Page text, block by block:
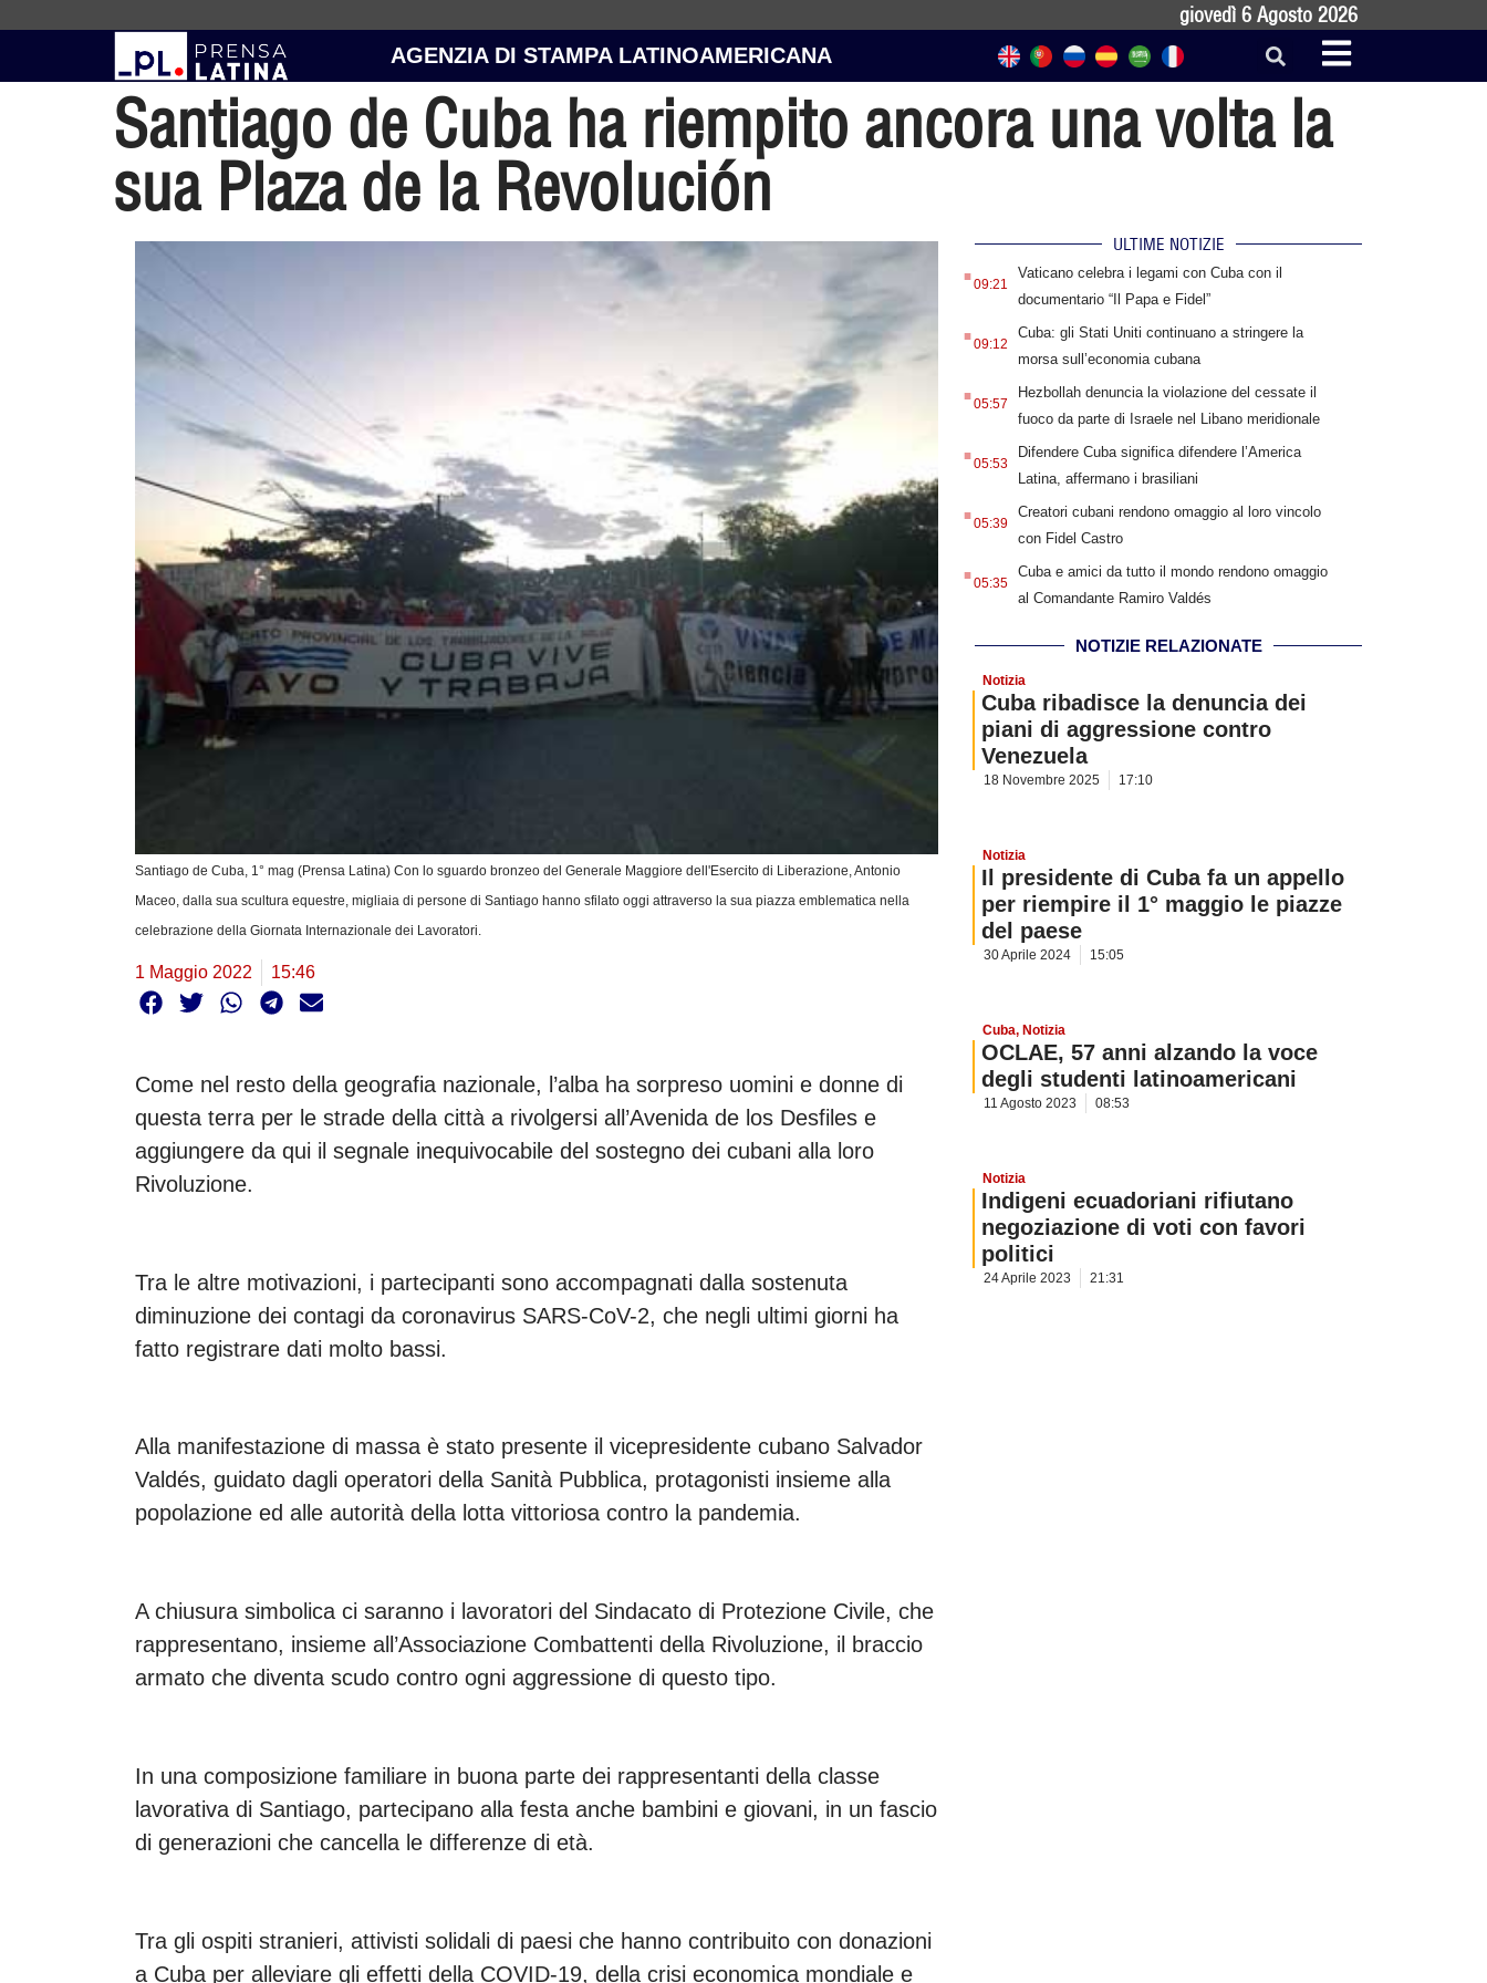
giovedì 6 Agosto 2026
AGENZIA DI STAMPA LATINOAMERICANA
Santiago de Cuba ha riempito ancora una volta la
sua Plaza de la Revolución
Santiago de Cuba, 1° mag (Prensa Latina) Con lo sguardo bronzeo del Generale Maggiore dell'Esercito di Liberazione, Antonio
Maceo, dalla sua scultura equestre, migliaia di persone di Santiago hanno sfilato oggi attraverso la sua piazza emblematica nella
celebrazione della Giornata Internazionale dei Lavoratori.
1 Maggio 2022 15:46
Come nel resto della geografia nazionale, l’alba ha sorpreso uomini e donne di
questa terra per le strade della città a rivolgersi all’Avenida de los Desfiles e
aggiungere da qui il segnale inequivocabile del sostegno dei cubani alla loro
Rivoluzione.
Tra le altre motivazioni, i partecipanti sono accompagnati dalla sostenuta
diminuzione dei contagi da coronavirus SARS-CoV-2, che negli ultimi giorni ha
fatto registrare dati molto bassi.
Alla manifestazione di massa è stato presente il vicepresidente cubano Salvador
Valdés, guidato dagli operatori della Sanità Pubblica, protagonisti insieme alla
popolazione ed alle autorità della lotta vittoriosa contro la pandemia.
A chiusura simbolica ci saranno i lavoratori del Sindacato di Protezione Civile, che
rappresentano, insieme all’Associazione Combattenti della Rivoluzione, il braccio
armato che diventa scudo contro ogni aggressione di questo tipo.
In una composizione familiare in buona parte dei rappresentanti della classe
lavorativa di Santiago, partecipano alla festa anche bambini e giovani, in un fascio
di generazioni che cancella le differenze di età.
Tra gli ospiti stranieri, attivisti solidali di paesi che hanno contribuito con donazioni
a Cuba per alleviare gli effetti della COVID-19, della crisi economica mondiale e
ULTIME NOTIZIE
.09:21
Vaticano celebra i legami con Cuba con il
documentario “Il Papa e Fidel”
.09:12
Cuba: gli Stati Uniti continuano a stringere la
morsa sull’economia cubana
.05:57
Hezbollah denuncia la violazione del cessate il
fuoco da parte di Israele nel Libano meridionale
.05:53
Difendere Cuba significa difendere l’America
Latina, affermano i brasiliani
.05:39
Creatori cubani rendono omaggio al loro vincolo
con Fidel Castro
.05:35
Cuba e amici da tutto il mondo rendono omaggio
al Comandante Ramiro Valdés
NOTIZIE RELAZIONATE
Notizia
Cuba ribadisce la denuncia dei
piani di aggressione contro
Venezuela
18 Novembre 2025 17:10
Notizia
Il presidente di Cuba fa un appello
per riempire il 1° maggio le piazze
del paese
30 Aprile 2024 15:05
Cuba, Notizia
OCLAE, 57 anni alzando la voce
degli studenti latinoamericani
11 Agosto 2023 08:53
Notizia
Indigeni ecuadoriani rifiutano
negoziazione di voti con favori
politici
24 Aprile 2023 21:31